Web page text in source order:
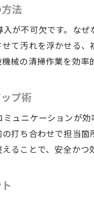
建設機械清
長期的なキ
法
が不可欠です。な
て汚れを浮かせる
械の清掃作業を効率
プ術
ュニケーションが
打ち合わせで担当
ることで、安全かつ